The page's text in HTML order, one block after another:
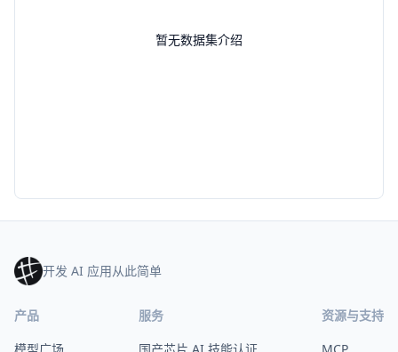
暂无数据集介绍
开发 AI 应用从此简单
产品
服务
资源与支持